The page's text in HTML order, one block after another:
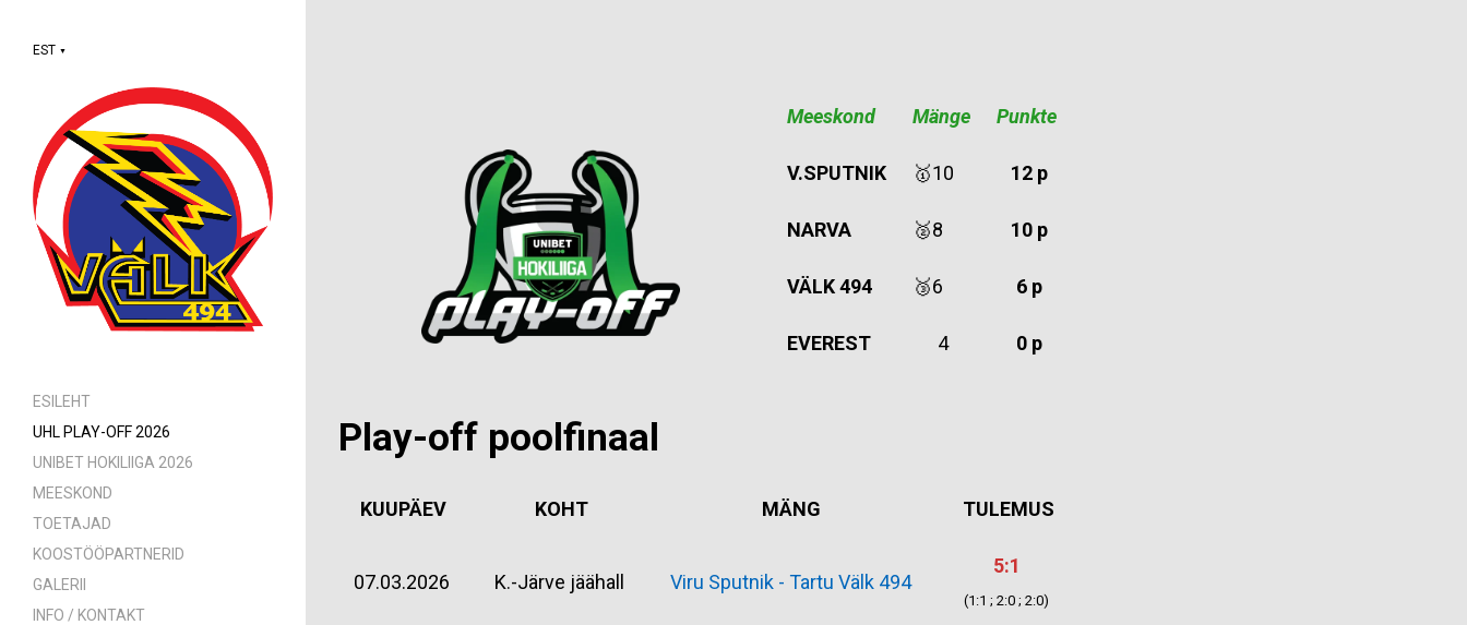
EST ▼
ESILEHT
UHL PLAY-OFF 2026
UNIBET HOKILIIGA 2026
MEESKOND
TOETAJAD
KOOSTÖÖPARTNERID
GALERII
INFO / KONTAKT
Meeskond Mänge Punkte
V.SPUTNIK 🥇10 12 p
NARVA 🥈8 10 p
VÄLK 494 🥉6 6 p
EVEREST 4 0 p
Play-off poolfinaal
KUUPÄEV KOHT MÄNG TULEMUS
07.03.2026 K.-Järve jäähall Viru Sputnik - Tartu Välk 494
5:1
(1:1 ; 2:0 ; 2:0)